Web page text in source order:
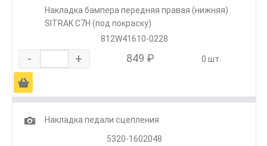
Накладка бампера передняя правая (нижняя)
SITRAK C7H (под покраску)
812W41610-0228
- + 849 ₽ 0 шт.
Ä
1
Накладка педали сцепления
5320-1602048